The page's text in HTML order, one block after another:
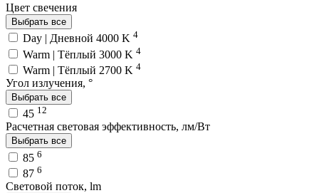
Цвет свечения
Выбрать все
Day | Дневной 4000 K 4
Warm | Тёплый 3000 K 4
Warm | Тёплый 2700 K 4
Угол излучения, °
Выбрать все
45 12
Расчетная световая эффективность, лм/Вт
Выбрать все
85 6
87 6
Световой поток, lm